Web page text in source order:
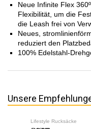
Neue Infinite Flex
Flexibilität, um die
die Leash frei von
Neues,
reduziert den
100% Edelstahl-
Unsere
Lifestyle Rucksäcke